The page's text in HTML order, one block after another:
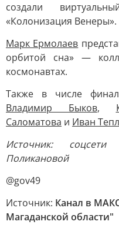
создали
«Колонизация Венеры».
Марк Ермолаев
орбитой сна» —
космонавтах.
Также в числе
Владимир Быков,
Саломатова и Иван
Источник:
Поликановой
@gov49
Источник: Канал в
Магаданской области"